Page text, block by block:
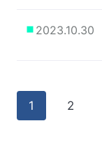
2023.10.30
ペ
1 2